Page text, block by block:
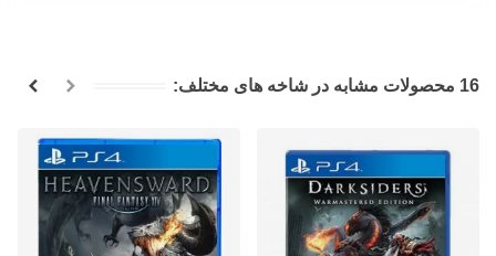
16 محصولات مشابه در شاخه های مختلف: